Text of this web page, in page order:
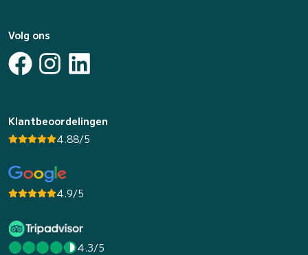
Volg ons
Klantbeoordelingen
4.88/5
4.9/5
4.3/5